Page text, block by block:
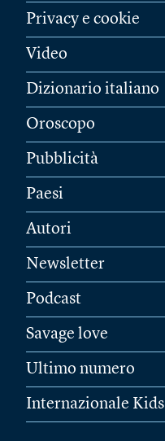
Privacy e cookie
Video
Dizionario italiano
Oroscopo
Pubblicità
Paesi
Autori
Newsletter
Podcast
Savage love
Ultimo numero
Internazionale Kids